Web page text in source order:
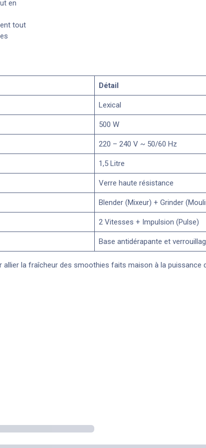
en
tout
Détail
Lexical
500 W
220 – 240 V ~ 50/60 Hz
1,5 Litre
Verre haute résistance
Blender (Mixeur) + Grinder
2 Vitesses + Impulsion (Pulse)
Base antidérapante et
allier la fraîcheur des smoothies faits maison à la puissance